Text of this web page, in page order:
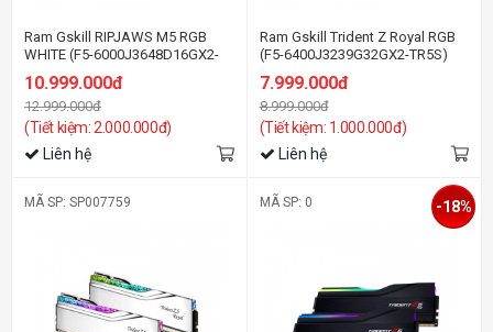
Ram Gskill RIPJAWS M5 RGB
WHITE (F5-6000J3648D16GX2-
6000MHz
10.999.000đ
12.999.000đ
(Tiết kiệm: 2.000.000đ)
Liên hệ
Ram Gskill Trident Z Royal RGB
(F5-6400J3239G32GX2-TR5S)
7.999.000đ
8.999.000đ
(Tiết kiệm: 1.000.000đ)
Liên hệ
MÃ SP: SP007759 MÃ SP: 0 -18%